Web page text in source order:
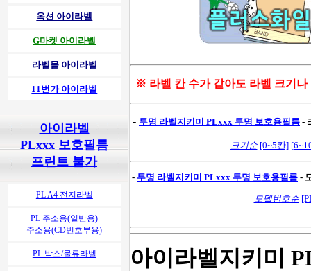
옥션 아이라벨
G마켓 아이라벨
라벨몰 아이라벨
11번가 아이라벨
아이라벨
PLxxx 보호필름
프린트 불가
PL A4 전지라벨
PL 주소용(일반용)
주소용(CD번호부용)
PL 박스/물류라벨
※ 라벨 칸 수가 같아도 라벨 크기나
- 투명 라벨지키미 PLxxx 투명 보호용필름 -
크기순 [0~5칸]
- 투명 라벨지키미 PLxxx 투명 보호용필름 -
모델번호순
아이라벨지키미